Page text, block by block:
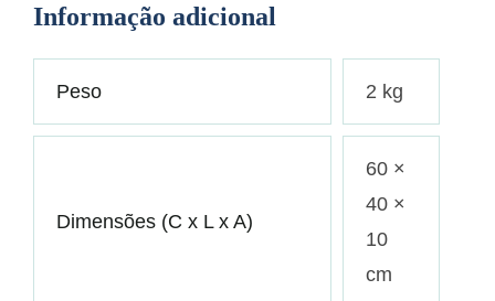
Informação adicional
Peso 2 kg
Dimensões (C x L x A)
60 ×
40 ×
10
cm